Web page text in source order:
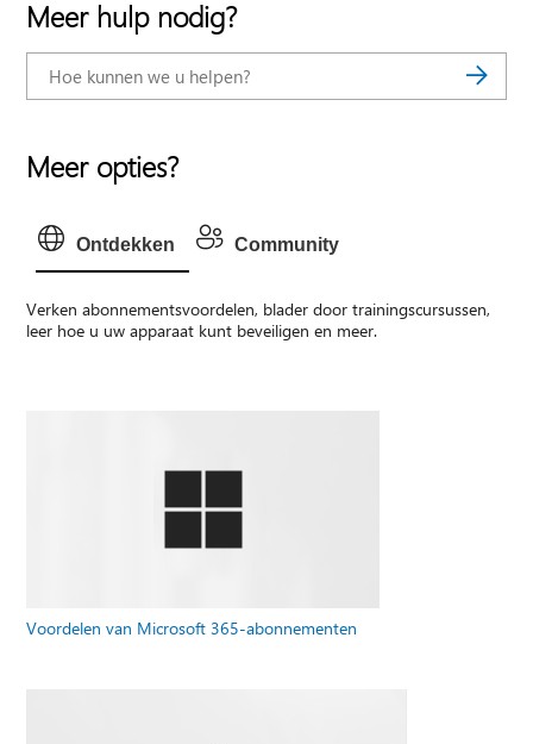
Meer hulp nodig?
Meer opties?
Ontdekken Community
Verken abonnementsvoordelen, blader door trainingscursussen,
leer hoe u uw apparaat kunt beveiligen en meer.
Voordelen van Microsoft 365-abonnementen